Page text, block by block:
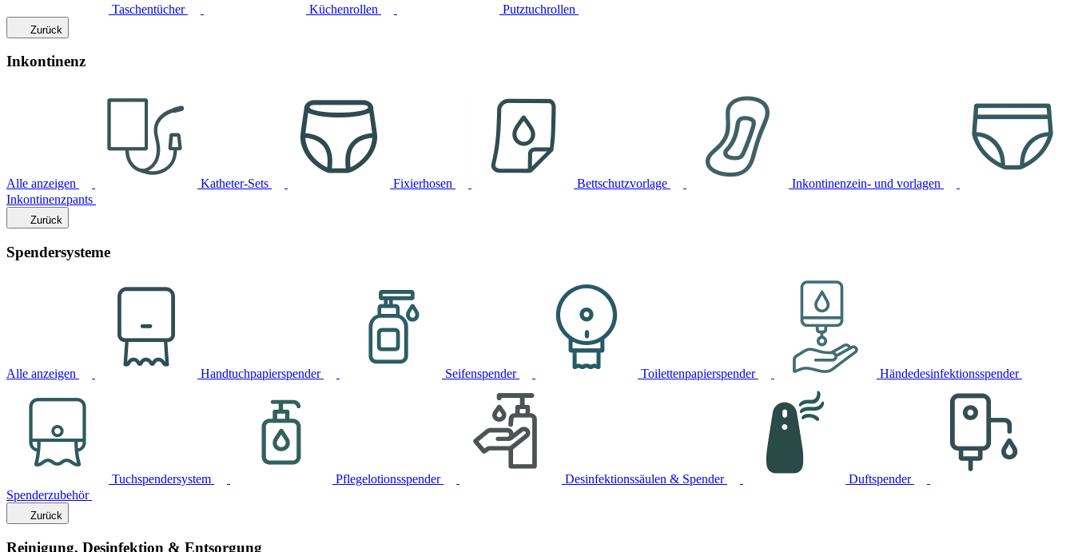
Taschentücher Küchenrollen Putztuchrollen
Zurück
Inkontinenz
Alle anzeigen Katheter-Sets Fixierhosen Bettschutzvorlage
Inkontinenzein- und vorlagen
Inkontinenzpants
Zurück
Spendersysteme
Alle anzeigen Handtuchpapierspender Seifenspender Toilettenpapierspender Händedesinfektionsspender
Tuchspendersystem Pflegelotionsspender Desinfektionssäulen & Spender
Duftspender
Spenderzubehör
Zurück
Reinigung, Desinfektion & Entsorgung